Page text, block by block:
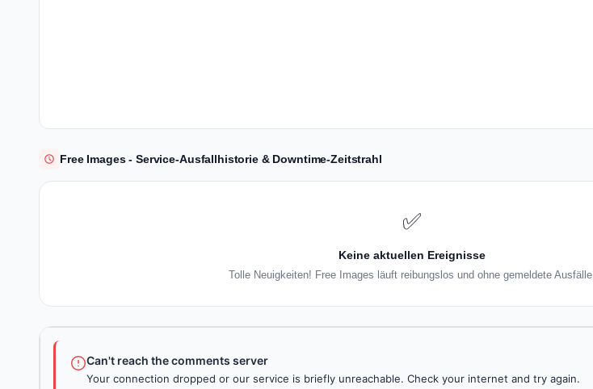
Free Images - Service-Ausfallhistorie & Downtime-Zeitstrahl
✅
Keine aktuellen Ereignisse
Tolle Neuigkeiten! Free Images läuft reibungslos und ohne gemeldete Ausfälle.
Can't reach the comments server
Your connection dropped or our service is briefly unreachable. Check your internet and try again.